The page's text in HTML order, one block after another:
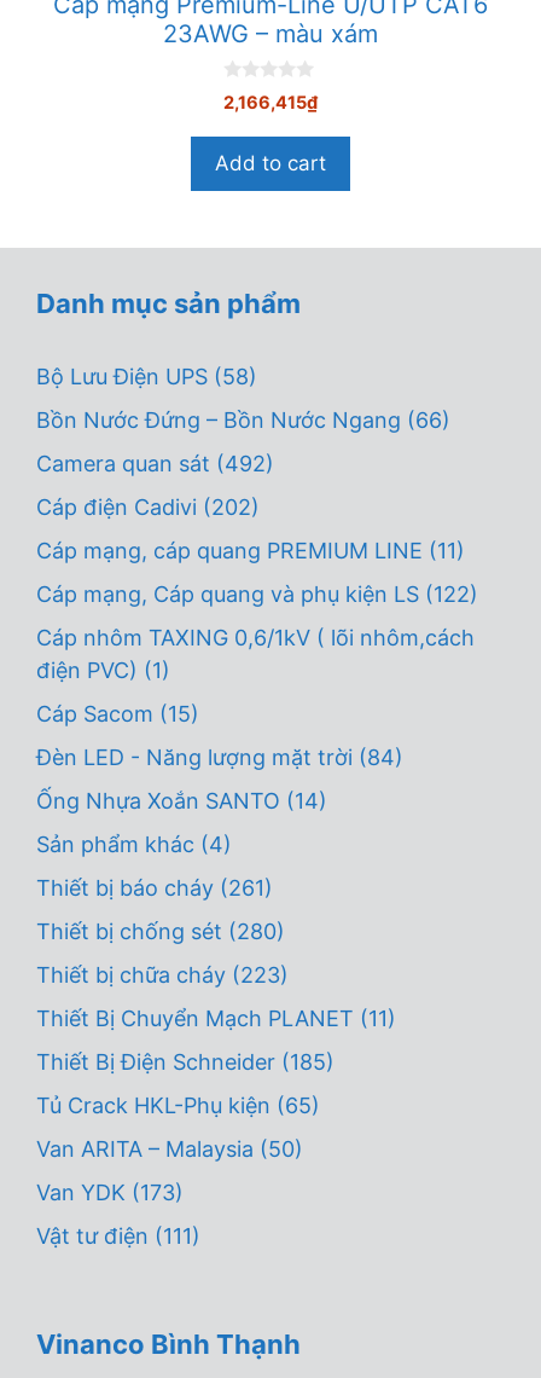
23AWG – màu xám
0
n
à
5
2,166,415₫
Add to cart
Danh mục sản phẩm
Bộ Lưu Điện UPS (58)
Bồn Nước Đứng – Bồn Nước Ngang (66)
Camera quan sát (492)
Cáp điện Cadivi (202)
Cáp mạng, cáp quang PREMIUM LINE (11)
Cáp mạng, Cáp quang và phụ kiện LS (122)
Cáp nhôm TAXING 0,6/1kV ( lõi nhôm,cách
điện PVC) (1)
Cáp Sacom (15)
Đèn LED - Năng lượng mặt trời (84)
Ống Nhựa Xoắn SANTO (14)
Sản phẩm khác (4)
Thiết bị báo cháy (261)
Thiết bị chống sét (280)
Thiết bị chữa cháy (223)
Thiết Bị Chuyển Mạch PLANET (11)
Thiết Bị Điện Schneider (185)
Tủ Crack HKL-Phụ kiện (65)
Van ARITA – Malaysia (50)
Van YDK (173)
Vật tư điện (111)
Vinanco Bình Thạnh